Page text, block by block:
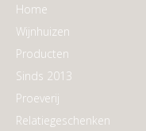
Home
Wijnhuizen
Producten
Sinds 2013
Proeverij
Relatiegeschenken